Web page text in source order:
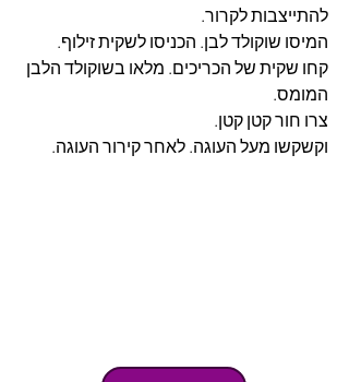
להתייצבות לקרור.
המיסו שוקולד לבן. הכניסו לשקית זילוף.
קחו שקית של הכריכים. מלאו בשוקולד הלבן
המומס.
צרו חור קטן קטן.
וקשקשו מעל העוגה. לאחר קירור העוגה.